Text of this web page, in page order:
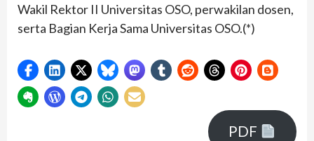
Wakil Rektor II Universitas OSO, perwakilan dosen,
serta Bagian Kerja Sama Universitas OSO.(*)
PDF